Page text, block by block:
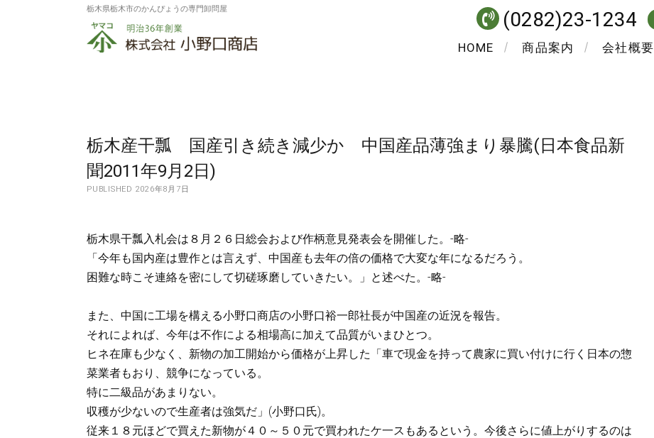
栃木県栃木市のかんぴょうの専門卸問屋
株
小
野
口
店
HOME 商品案内 会社概要
(0282)23-1234
栃木産干瓢 国産引き続き減少か 中国産品薄強まり暴騰(日本食品新
聞2011年9月2日)
PUBLISHED 2026年8月7日
栃木県干瓢入札会は８月２６日総会および作柄意見発表会を開催した。‐略‐
「今年も国内産は豊作とは言えず、中国産も去年の倍の価格で大変な年になるだろう。
困難な時こそ連絡を密にして切磋琢磨していきたい。」と述べた。‐略‐
また、中国に工場を構える小野口商店の小野口裕一郎社長が中国産の近況を報告。
それによれば、今年は不作による相場高に加えて品質がいまひとつ。
ヒネ在庫も少なく、新物の加工開始から価格が上昇した「車で現金を持って農家に買い付けに行く日本の惣
菜業者もおり、競争になっている。
特に二級品があまりない。
収穫が少ないので生産者は強気だ」(小野口氏)。
従来１８元ほどで買えた新物が４０～５０元で買われたケ一スもあるという。今後さらに値上がりするのは